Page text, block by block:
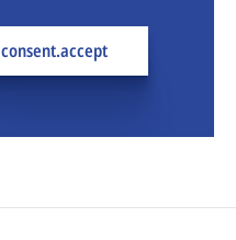
consent.accept